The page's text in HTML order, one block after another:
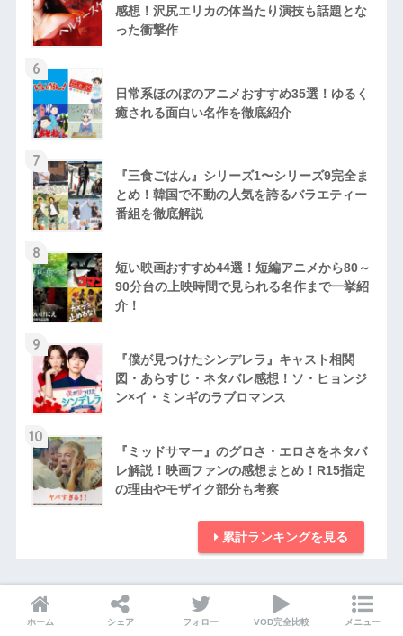
感想！沢尻エリカの体当たり演技も話題とな
った衝撃作
6
日常系ほのぼのアニメおすすめ35選！ゆるく
癒される面白い名作を徹底紹介
7
『三食ごはん』シリーズ1〜シリーズ9完全ま
とめ！韓国で不動の人気を誇るバラエティー
番組を徹底解説
8
短い映画おすすめ44選！短編アニメから80～
90分台の上映時間で見られる名作まで一挙紹
介！
9
『僕が見つけたシンデレラ』キャスト相関
図・あらすじ・ネタバレ感想！ソ・ヒョンジ
ン×イ・ミンギのラブロマンス
10
『ミッドサマー』のグロさ・エロさをネタバ
レ解説！映画ファンの感想まとめ！R15指定
の理由やモザイク部分も考察
累計ランキングを見る
ホーム シェア フォロー VOD完全比較 メニュー